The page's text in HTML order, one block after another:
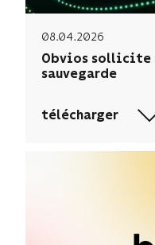
08.04.2026
Obvios sollicite
sauvegarde
télécharger